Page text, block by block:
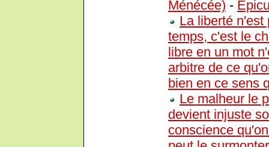
Ménécée) -
La liberté n'est
temps, c'est le
libre en un mot
arbitre de ce
bien en ce sens
Le malheur le
devient injuste
conscience